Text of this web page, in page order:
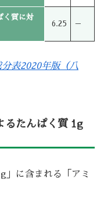
く質に対
6.25 －
表2020年版（八
るたんぱく質 1g
」に含まれる「アミ